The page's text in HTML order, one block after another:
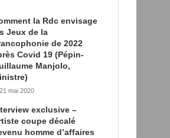
la Rdc envisage
Jeux de la
de 2022
Covid 19 (Pépin-
Manjolo,
21 mai 2020
exclusive –
coupe décalé
homme d’affaires